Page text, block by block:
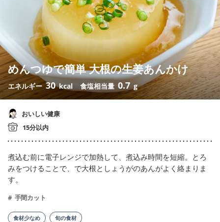
めんつゆで簡単 大根の生姜あんかけ
エネルギー 30 kcal 食塩相当量 0.7 g
おいしい健康
15分以内
煮込む前に電子レンジで加熱して、煮込み時間を短縮。とろ
みをつけることで、で大根としょうがのあんがよく絡まりま
す。
手間カット
食材少なめ 旬の食材